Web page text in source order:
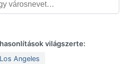
hozza, de
Ghatok esőárnyékában
eső hullik. A
mint a partvidéken, így a
világszerte:
Angeles